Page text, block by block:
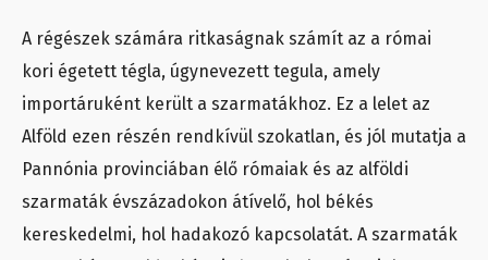
A régészek számára ritkaságnak számít az a római
kori égetett tégla, úgynevezett tegula, amely
importáruként került a szarmatákhoz. Ez a lelet az
Alföld ezen részén rendkívül szokatlan, és jól mutatja a
Pannónia provinciában élő rómaiak és az alföldi
szarmaták évszázadokon átívelő, hol békés
kereskedelmi, hol hadakozó kapcsolatát. A szarmaták